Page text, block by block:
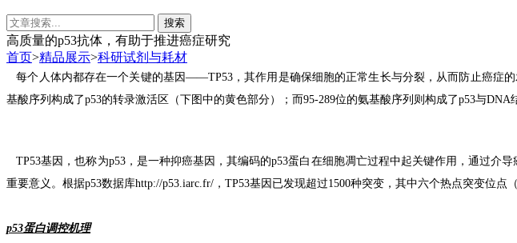
高质量的p53抗体，有助于推进癌症研究
首页>精品展示>科研试剂与耗材
每个人体内都存在一个关键的基因——TP53 ，其作用是确保细胞的正常生长与分裂，从而防止癌症
基酸序列构成了p53的转录激活区（下图中的黄色部分）；而95-289位的氨基酸序列则构成了p53与DNA
TP53基因，也称为p53，是一种抑癌基因，其编码的p53蛋白在细胞凋亡过程中起关键作用，通过介
重要意义。 根据p53数据库http://p53.iarc.fr/ ， TP53基因已发现超过1500种突变，其中六个热点突变位点（
p53蛋白调控机理